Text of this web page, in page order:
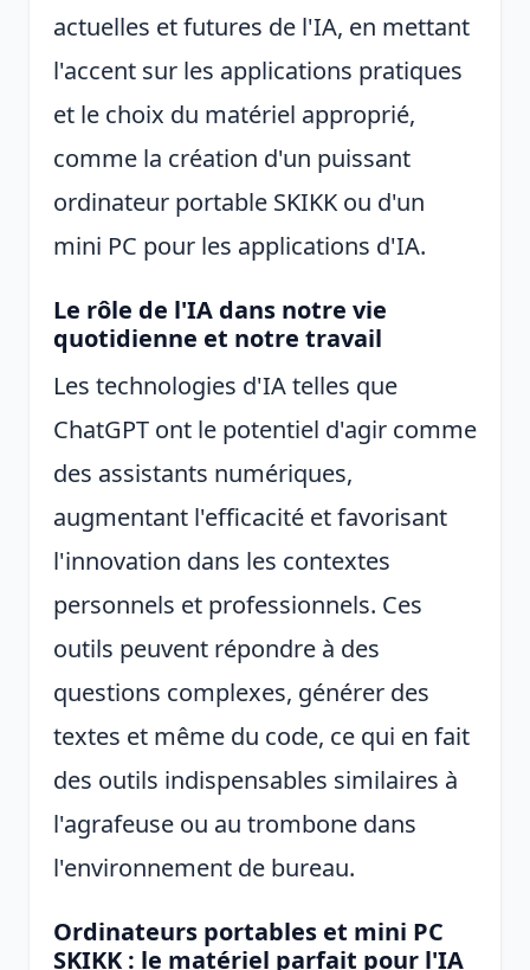
actuelles et futures de l'IA, en mettant
l'accent sur les applications pratiques
et le choix du matériel approprié,
comme la création d'un puissant
ordinateur portable SKIKK ou d'un
mini PC pour les applications d'IA.
Le rôle de l'IA dans notre vie
quotidienne et notre travail
Les technologies d'IA telles que
ChatGPT ont le potentiel d'agir comme
des assistants numériques,
augmentant l'efficacité et favorisant
l'innovation dans les contextes
personnels et professionnels. Ces
outils peuvent répondre à des
questions complexes, générer des
textes et même du code, ce qui en fait
des outils indispensables similaires à
l'agrafeuse ou au trombone dans
l'environnement de bureau.
Ordinateurs portables et mini PC
SKIKK : le matériel parfait pour l'IA